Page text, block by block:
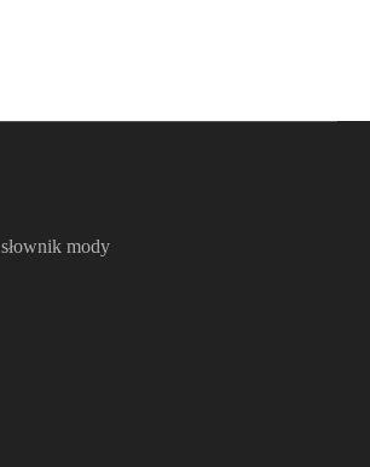
słownik mody